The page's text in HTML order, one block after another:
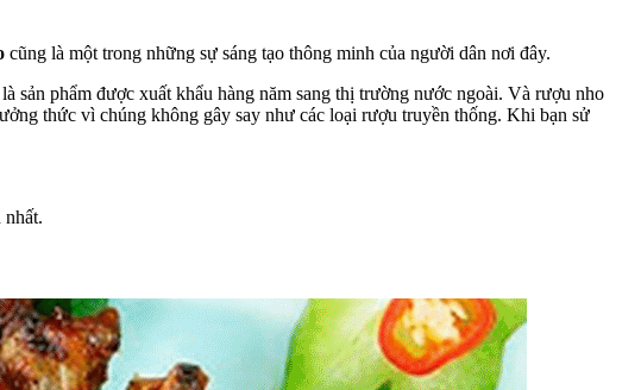
cũng là một trong những sự sáng tạo thông minh của người dân nơi đây.
phẩm được xuất khẩu hàng năm sang thị trường nước ngoài. Và rượu nho
thức vì chúng không gây say như các loại rượu truyền thống. Khi bạn sử